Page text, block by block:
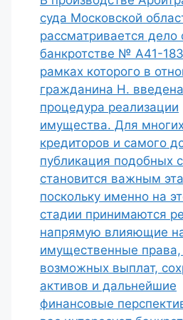
суда Московской
рассматривается дело
банкротстве № А41-
рамках которого в
гражданина Н. введена
процедура реализации
имущества. Для
кредиторов и самого
публикация подобных
становится важным
поскольку именно на
стадии принимаются
напрямую влияющие
имущественные
возможных выплат,
активов и дальнейшие
финансовые